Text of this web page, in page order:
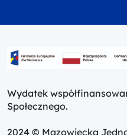
Wydatek
Społecznego.
2024 © Mazowiecka